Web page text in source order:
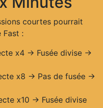
courtes pourrait
Fast :
x4 → Fusée divise →
x8 → Pas de fusée →
x10 → Fusée divise